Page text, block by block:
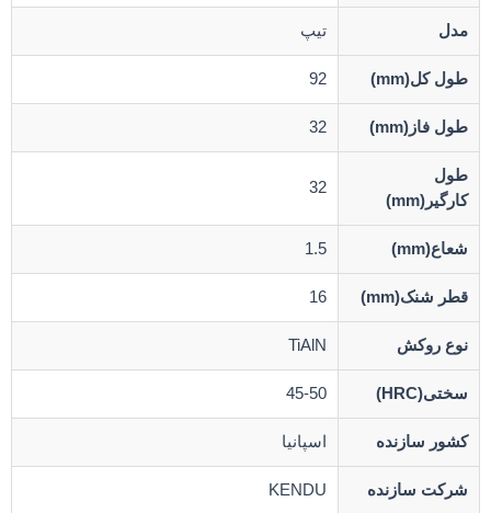
مدل تیپ
طول کل(mm) 92
طول فاز(mm) 32
طول
کارگیر(mm)
32
شعاع(mm) 1.5
قطر شنک(mm) 16
نوع روکش TiAlN
سختی(HRC) 45-50
کشور سازنده اسپانیا
شرکت سازنده KENDU